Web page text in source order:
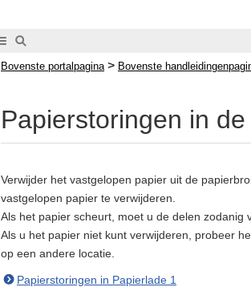
Bovenste portalpagina > Bovenste
Papierstoringen in
Verwijder het vastgelopen papier uit de
vastgelopen papier te verwijderen.
Als het papier scheurt, moet u de delen zodanig
Als u het papier niet kunt verwijderen, probeer
op een andere locatie.
Papierstoringen in Papierlade 1